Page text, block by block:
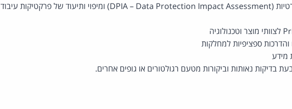
תסקירי השפעה על הפרטיות (DPIA – Data Protection Impact Assessment) ומיפוי ותיעוד של פרקטיקות עיבוד
ספציפיות למחלקות
מידע
בדיקות נאותות וביקורות מטעם רגולטורים או גופים אחרים.